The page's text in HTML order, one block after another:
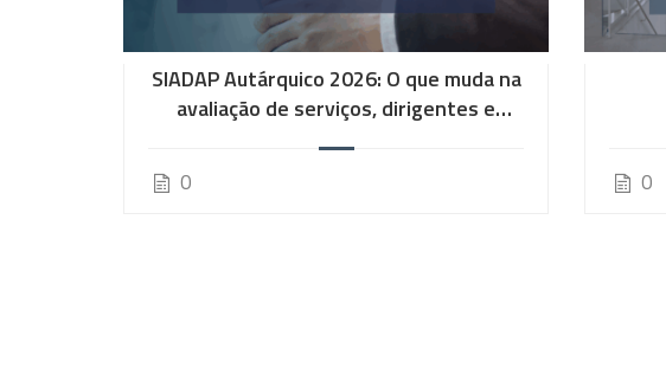
SIADAP Autárquico 2026: O que muda na
avaliação de serviços, dirigentes e
trabalhadores
0 0